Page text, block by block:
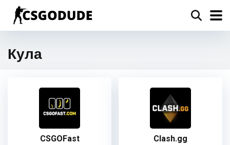
Кула
CSGOFast Clash.gg